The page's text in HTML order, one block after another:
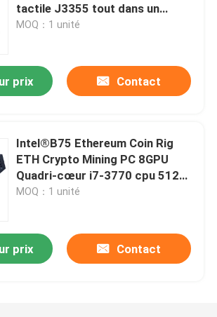
tactile J3355 tout dans un
ordinateur
MOQ：1 unité
prix Contact
Intel®B75 Ethereum Coin Rig
ETH Crypto Mining PC 8GPU
Quadri-cœur i7-3770 cpu 512GB
SSD 8GB Memory
MOQ：1 unité
prix Contact
10,1 pouces N3450 Desktop All In One POS System Tablet PC industriel Mini Pc RS232 COM Port série